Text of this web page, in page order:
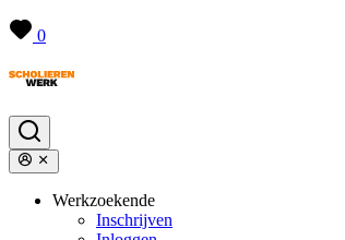
0
Werkzoekende
Inschrijven